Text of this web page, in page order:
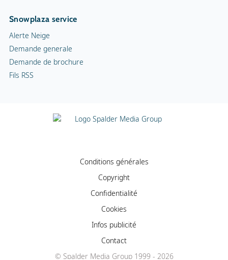
Snowplaza service
Alerte Neige
Demande generale
Demande de brochure
Fils RSS
Conditions générales
Copyright
Confidentialité
Cookies
Infos publicité
Contact
© Spalder Media Group 1999 - 2026